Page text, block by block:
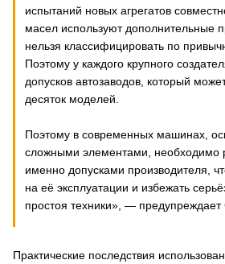
испытаний новых агрегатов
масел используют дополнительные
нельзя классифицировать по
Поэтому у каждого крупного
допусков автозаводов, который
десяток моделей.
Поэтому в современных машинах,
сложными элементами, необходимо
именно допусками производителя,
на её эксплуатации и избежать
простоя техники», — предупреждает
Практические последствия